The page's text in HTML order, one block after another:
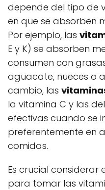
depende del tipo de
en que se absorben
Por ejemplo, las
E y K) se absorben
consumen con
aguacate, nueces o
cambio, las
la vitamina C y las
efectivas cuando se
preferentemente en
comidas.
Es crucial considerar
para tomar las